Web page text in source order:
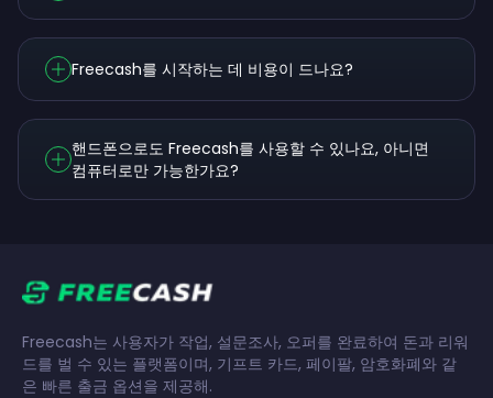
Freecash를 시작하는 데 비용이 드나요?
핸드폰으로도 Freecash를 사용할 수 있나요, 아니면
컴퓨터로만 가능한가요?
Freecash는 사용자가 작업, 설문조사, 오퍼를 완료하여 돈과 리워
드를 벌 수 있는 플랫폼이며, 기프트 카드, 페이팔, 암호화폐와 같
은 빠른 출금 옵션을 제공해.